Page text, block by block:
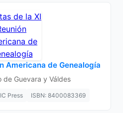
Americana de Genealogía
de Guevara y Váldes
Press ISBN: 8400083369